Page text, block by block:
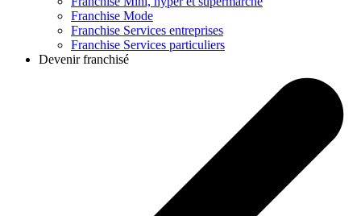
Franchise Mode
Franchise Services entreprises
Franchise Services particuliers
Devenir franchisé